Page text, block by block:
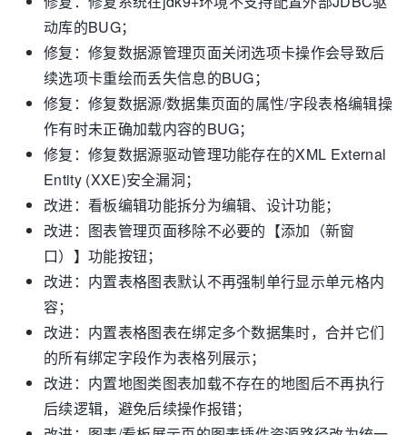
动库的BUG；
修复：修复数据源管理页面关闭选项卡操作会导致后
续选项卡重绘而丢失信息的BUG；
修复：修复数据源/数据集页面的属性/字段表格编辑操
作有时未正确加载内容的BUG；
修复：修复数据源驱动管理功能存在的XML External
Entity (XXE)安全漏洞；
改进：看板编辑功能拆分为编辑、设计功能；
改进：图表管理页面移除不必要的【添加（新窗
口）】功能按钮；
改进：内置表格图表默认不再强制单行显示单元格内
容；
改进：内置表格图表在绑定多个数据集时，合并它们
的所有绑定字段作为表格列展示；
改进：内置地图类图表加载不存在的地图后不再执行
后续逻辑，避免后续操作报错；